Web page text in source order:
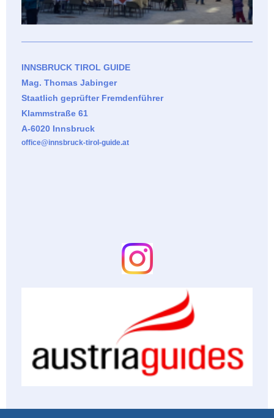
INNSBRUCK TIROL GUIDE
Mag. Thomas Jabinger
Staatlich geprüfter Fremdenführer
Klammstraße 61
A-6020 Innsbruck
office@innsbruck-tirol-guide.at